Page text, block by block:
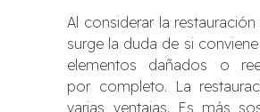
Al considerar la restauración
surge la duda de si
elementos dañados o
por completo. La
varias ventajas. Es más